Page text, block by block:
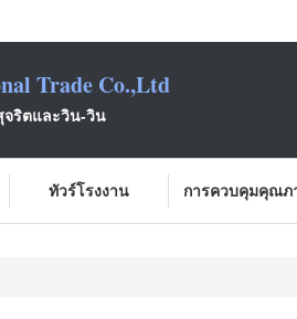
Trade Co.,Ltd
จริตและวิน-วิน
ทัวร์โรงงาน การควบคุมคุณภ